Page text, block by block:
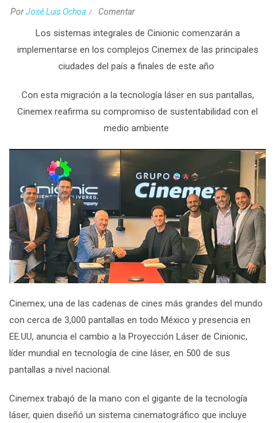
PorJosé Luis Ochoa Comentar
Los sistemas integrales de Cinionic comenzarán a
implementarse en los complejos Cinemex de las principales
ciudades del país a finales de este año
Con esta migración a la tecnología láser en sus pantallas,
Cinemex reafirma su compromiso de sustentabilidad con el
medio ambiente
Cinemex, una de las cadenas de cines más grandes del mundo
con cerca de 3,000 pantallas en todo México y presencia en
EE.UU, anuncia el cambio a la Proyección Láser de Cinionic,
líder mundial en tecnología de cine láser, en 500 de sus
pantallas a nivel nacional.
Cinemex trabajó de la mano con el gigante de la tecnología
láser, quien diseñó un sistema cinematográfico que incluye